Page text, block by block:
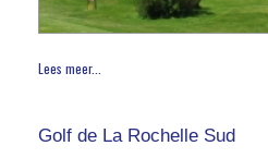
Lees meer...
Golf de La Rochelle Sud